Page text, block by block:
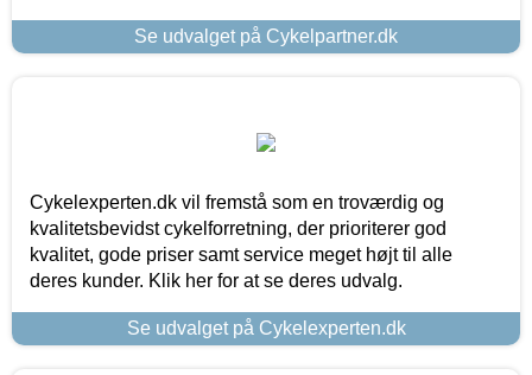
Se udvalget på Cykelpartner.dk
Cykelexperten.dk vil fremstå som en troværdig og
kvalitetsbevidst cykelforretning, der prioriterer god
kvalitet, gode priser samt service meget højt til alle
deres kunder. Klik her for at se deres udvalg.
Se udvalget på Cykelexperten.dk